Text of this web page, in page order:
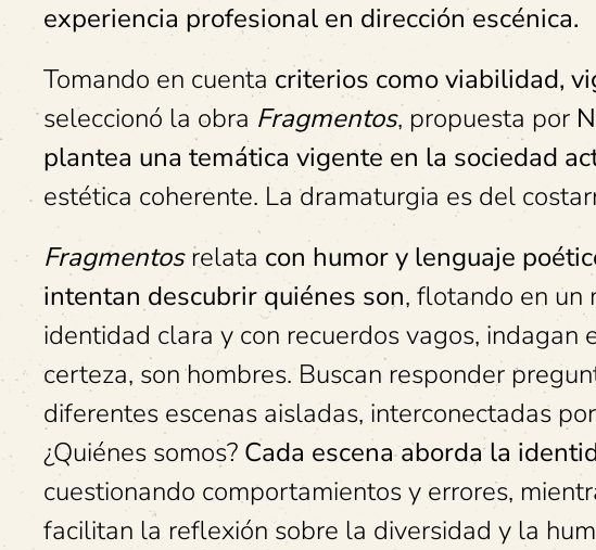
experiencia profesional en dirección escénica.
Tomando en cuenta criterios como viabilidad,
seleccionó la obra Fragmentos, propuesta por
plantea una temática vigente en la sociedad
estética coherente. La dramaturgia es del
Fragmentosrelata con humor y lenguaje
intentan descubrir quiénes son, flotando en un
identidad clara y con recuerdos vagos, indagan
certeza, son hombres. Buscan responder
diferentes escenas aisladas, interconectadas
¿Quiénes somos? Cada escena aborda la
cuestionando comportamientos y errores,
facilitan la reflexión sobre la diversidad y la